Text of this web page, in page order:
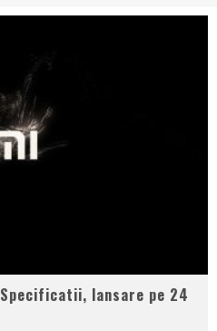
lansare pe 24